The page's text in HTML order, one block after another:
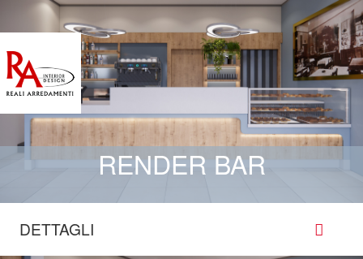
RENDER BAR
DETTAGLI